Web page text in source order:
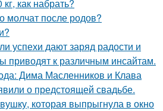
как набрать?
молчат после родов?
успехи дают заряд радости и
приводят к различным инсайтам.
Дима Масленников и Клава
о предстоящей свадьбе.
которая выпрыгнула в окно